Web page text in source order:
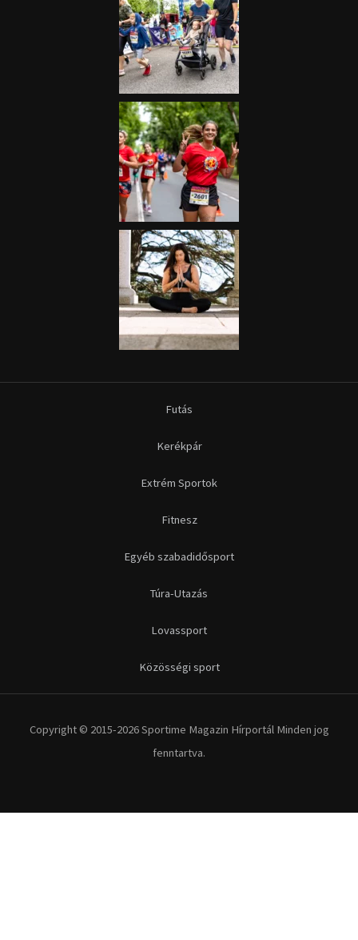
Futás
Kerékpár
Extrém Sportok
Fitnesz
Egyéb szabadidősport
Túra-Utazás
Lovassport
Közösségi sport
Copyright © 2015-2026 Sportime Magazin Hírportál Minden jog
fenntartva.